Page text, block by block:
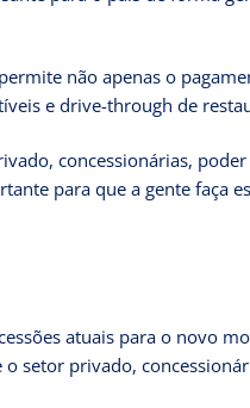
não apenas o
e drive-through de
concessionárias,
para que a gente faça
atuais para o novo
setor privado,